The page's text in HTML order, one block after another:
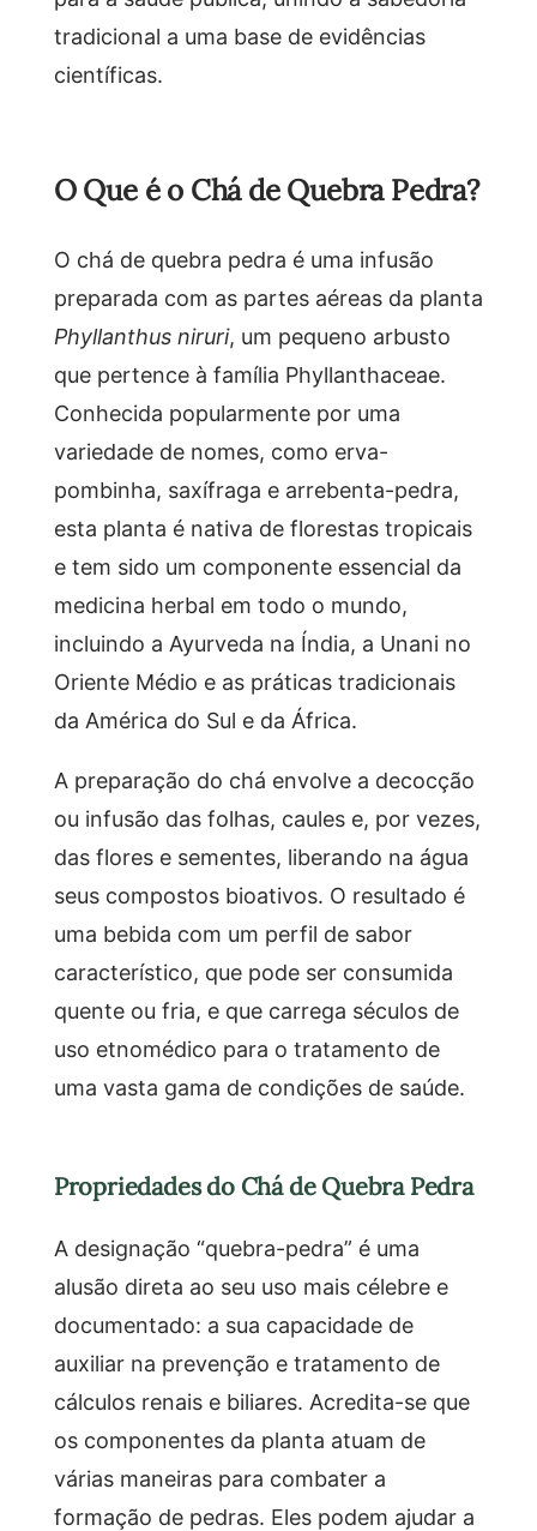
tradicional a uma base de evidências
científicas.
O Que é o Chá de Quebra Pedra?
O chá de quebra pedra é uma infusão
preparada com as partes aéreas da planta
Phyllanthus niruri, um pequeno arbusto
que pertence à família Phyllanthaceae.
Conhecida popularmente por uma
variedade de nomes, como erva-
pombinha, saxífraga e arrebenta-pedra,
esta planta é nativa de florestas tropicais
e tem sido um componente essencial da
medicina herbal em todo o mundo,
incluindo a Ayurveda na Índia, a Unani no
Oriente Médio e as práticas tradicionais
da América do Sul e da África.
A preparação do chá envolve a decocção
ou infusão das folhas, caules e, por vezes,
das flores e sementes, liberando na água
seus compostos bioativos. O resultado é
uma bebida com um perfil de sabor
característico, que pode ser consumida
quente ou fria, e que carrega séculos de
uso etnomédico para o tratamento de
uma vasta gama de condições de saúde.
Propriedades do Chá de Quebra Pedra
A designação “quebra-pedra” é uma
alusão direta ao seu uso mais célebre e
documentado: a sua capacidade de
auxiliar na prevenção e tratamento de
cálculos renais e biliares. Acredita-se que
os componentes da planta atuam de
várias maneiras para combater a
formação de pedras. Eles podem ajudar a